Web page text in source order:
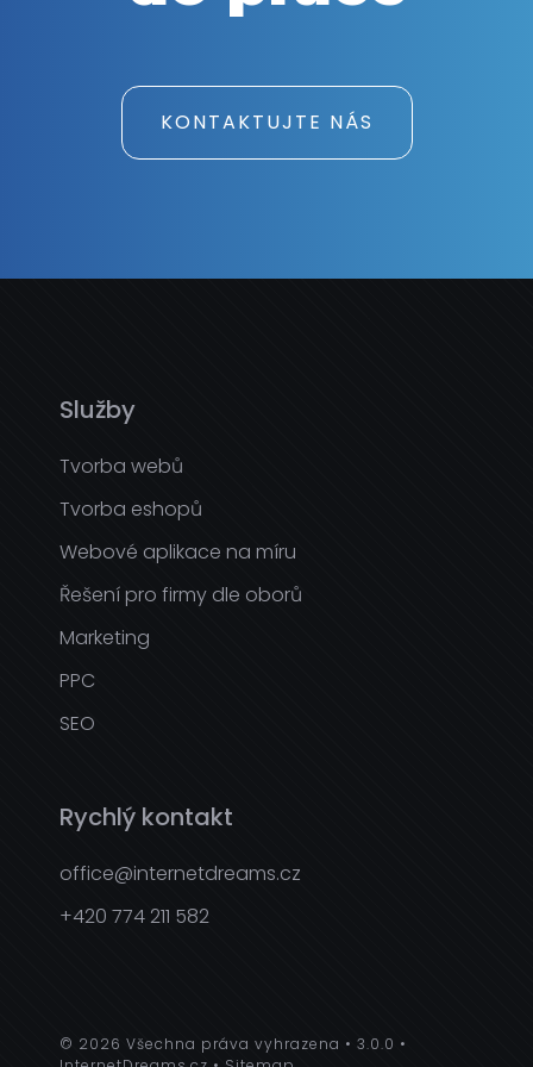
KONTAKTUJTE NÁS
Služby
Tvorba webů
Tvorba eshopů
Webové aplikace na míru
Řešení pro firmy dle oborů
Marketing
PPC
SEO
Rychlý kontakt
office@internetdreams.cz
+420 774 211 582
© 2026 Všechna práva vyhrazena
3.0.0